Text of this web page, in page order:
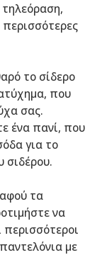
το σίδερο
που
σας.
ένα πανί, που
για το
σιδέρου.
τα
να
περισσότεροι
με